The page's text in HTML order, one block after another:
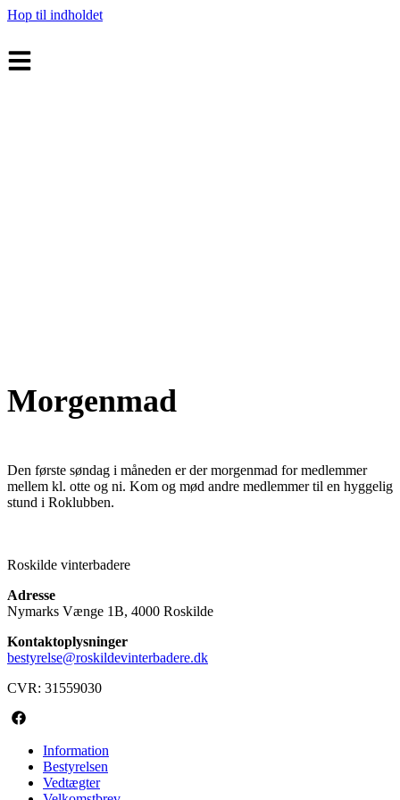
Hop til indholdet
Morgenmad
Den første søndag i måneden er der morgenmad for medlemmer
mellem kl. otte og ni. Kom og mød andre medlemmer til en hyggelig
stund i Roklubben.
Roskilde vinterbadere
Adresse
Nymarks Vænge 1B, 4000 Roskilde
Kontaktoplysninger
bestyrelse@roskildevinterbadere.dk
CVR: 31559030
Information
Bestyrelsen
Vedtægter